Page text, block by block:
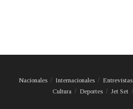
Nacionales Internacionales Entrevistas
Cultura
Deportes Jet Set